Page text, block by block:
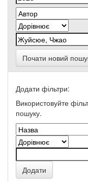
Почати новий
Додати фільтри:
Використовуйте
пошуку.